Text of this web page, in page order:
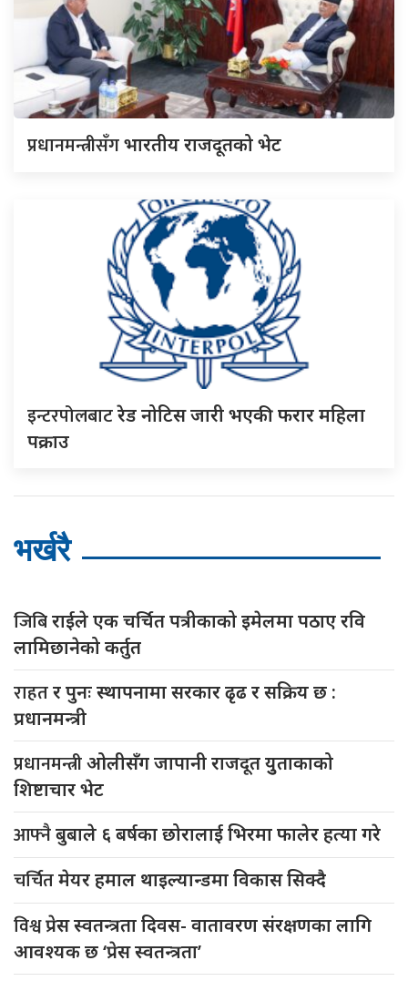
प्रधानमन्त्रीसँगभारतीय राजदूतको भेट
इन्टरपोलबाटरेड नोटिस जारी भएकी फरार महिला
पक्राउ
भर्खरै
जिबिराईले एक चर्चित पत्रीकाको इमेलमा पठाए रवि
लामिछानेको कर्तुत
राहतर पुनः स्थापनामा सरकार ढृढ र सक्रिय छ :
प्रधानमन्त्री
प्रधानमन्त्रीओलीसँग जापानी राजदूत युुताकाको
शिष्टाचार भेट
आफ्नैबुबाले ६ बर्षका छोरालाई भिरमा फालेर हत्या गरे
चर्चितमेयर हमाल थाइल्यान्डमा विकास सिक्दै
विश्वप्रेस स्वतन्त्रता दिवस- वातावरण संरक्षणका लागि
आवश्यक छ ‘प्रेस स्वतन्त्रता’